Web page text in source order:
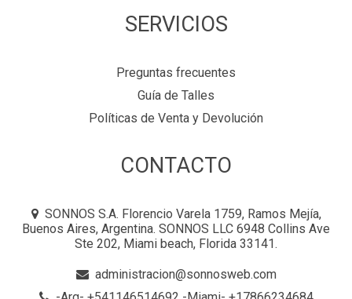
SERVICIOS
Preguntas frecuentes
Guía de Talles
Políticas de Venta y Devolución
CONTACTO
SONNOS S.A. Florencio Varela 1759, Ramos Mejía,
Buenos Aires, Argentina. SONNOS LLC 6948 Collins Ave
Ste 202, Miami beach, Florida 33141.
administracion@sonnosweb.com